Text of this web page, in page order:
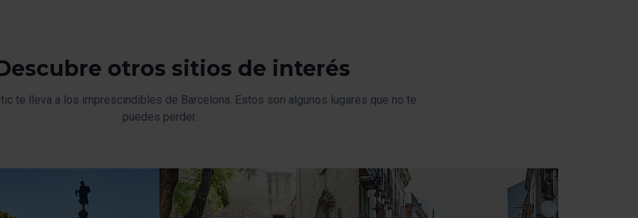
otros sitios de interés
te lleva a los imprescindibles de Barcelona. Estos son algunos lugares que no te
puedes perder.